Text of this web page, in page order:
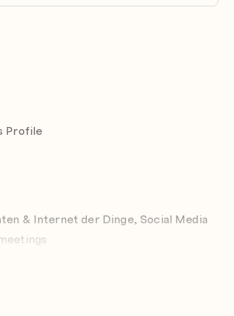
Profile
& Internet der Dinge, Social Media
& Fake News, Online-